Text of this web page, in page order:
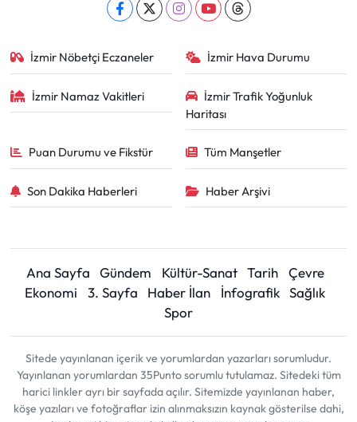
İzmir Nöbetçi Eczaneler İzmir Hava Durumu
İzmir Namaz Vakitleri
İzmir Trafik Yoğunluk
Haritası
Puan Durumu ve Fikstür Tüm Manşetler
Son Dakika Haberleri Haber Arşivi
Ana Sayfa Gündem Kültür-Sanat Tarih
Çevre
Ekonomi
3. Sayfa Haber İlan İnfografik Sağlık
Spor
Sitede yayınlanan içerik ve yorumlardan yazarları sorumludur.
Yayınlanan yorumlardan 35Punto sorumlu tutulamaz. Sitedeki tüm
harici linkler ayrı bir sayfada açılır. Sitemizde yayınlanan haber,
köşe yazıları ve fotoğraflar izin alınmaksızın kaynak gösterilse dahi,